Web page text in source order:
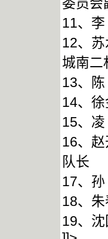
11、
12、
城南二
13、
14、
15、
16、
队长
17、
18、
19、